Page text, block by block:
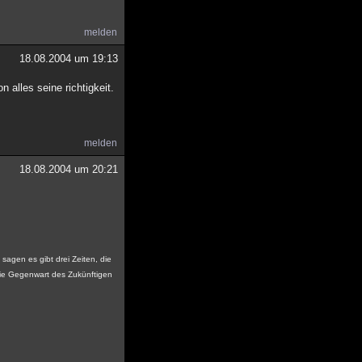
melden
18.08.2004 um 19:13
alles seine richtigkeit.
melden
18.08.2004 um 20:21
es gibt drei Zeiten, die
Gegenwart des Zukünftigen